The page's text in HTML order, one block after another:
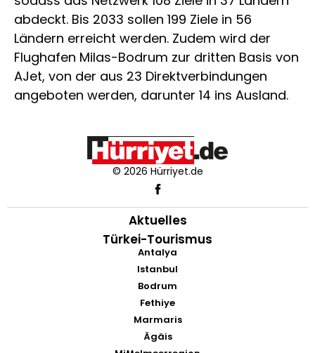
abdeckt. Bis 2033 sollen 199 Ziele in 56
Ländern erreicht werden. Zudem wird der
Flughafen Milas-Bodrum zur dritten Basis von
AJet, von der aus 23 Direktverbindungen
angeboten werden, darunter 14 ins Ausland.
© 2026 Hürriyet.de
Aktuelles
Türkei-Tourismus
Antalya
Istanbul
Bodrum
Fethiye
Marmaris
Ägäis